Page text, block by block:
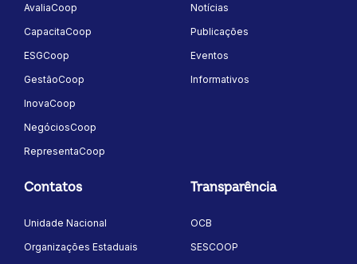
AvaliaCoop
CapacitaCoop
ESGCoop
GestãoCoop
InovaCoop
NegóciosCoop
RepresentaCoop
Notícias
Publicações
Eventos
Informativos
Contatos
Unidade Nacional
Organizações Estaduais
Transparência
OCB
SESCOOP